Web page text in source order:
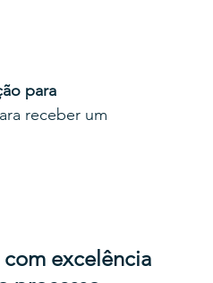
para
receber um
com excelência